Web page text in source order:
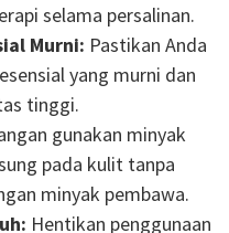
selama persalinan.
Murni: Pastikan Anda
yang murni dan
tinggi.
gunakan minyak
pada kulit tanpa
minyak pembawa.
Hentikan penggunaan